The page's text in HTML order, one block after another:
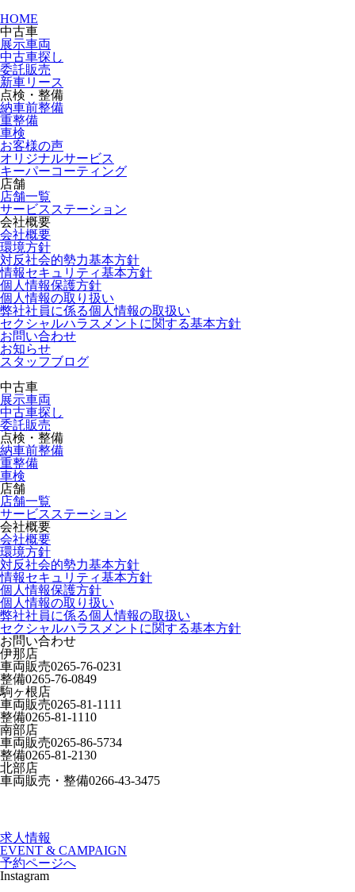
HOME
中古車
展示車両
中古車探し
委託販売
新車リース
点検・整備
納車前整備
重整備
車検
お客様の声
オリジナルサービス
キーパーコーティング
店舗
店舗一覧
サービスステーション
会社概要
会社概要
環境方針
対反社会的勢力基本方針
情報セキュリティ基本方針
個人情報保護方針
個人情報の取り扱い
弊社社員に係る個人情報の取扱い
セクシャルハラスメントに関する基本方針
お問い合わせ
お知らせ
スタッフブログ
中古車
展示車両
中古車探し
委託販売
点検・整備
納車前整備
重整備
車検
店舗
店舗一覧
サービスステーション
会社概要
会社概要
環境方針
対反社会的勢力基本方針
情報セキュリティ基本方針
個人情報保護方針
個人情報の取り扱い
弊社社員に係る個人情報の取扱い
セクシャルハラスメントに関する基本方針
お問い合わせ
伊那店
車両販売0265-76-0231
整備0265-76-0849
駒ヶ根店
車両販売0265-81-1111
整備0265-81-1110
南部店
車両販売0265-86-5734
整備0265-81-2130
北部店
車両販売・整備0266-43-3475
求人情報
EVENT & CAMPAIGN
予約ページへ
Instagram